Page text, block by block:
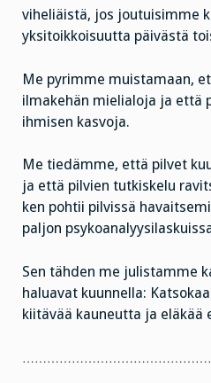
viheliäistä, jos joutuisimme
yksitoikkoisuutta päivästä
Me pyrimme muistamaan,
ilmakehän mielialoja ja että
ihmisen kasvoja.
Me tiedämme, että pilvet
ja että pilvien tutkiskelu
ken pohtii pilvissä
paljon
Sen tähden me julistamme
haluavat kuunnella:
kiitävää kauneutta ja eläkää